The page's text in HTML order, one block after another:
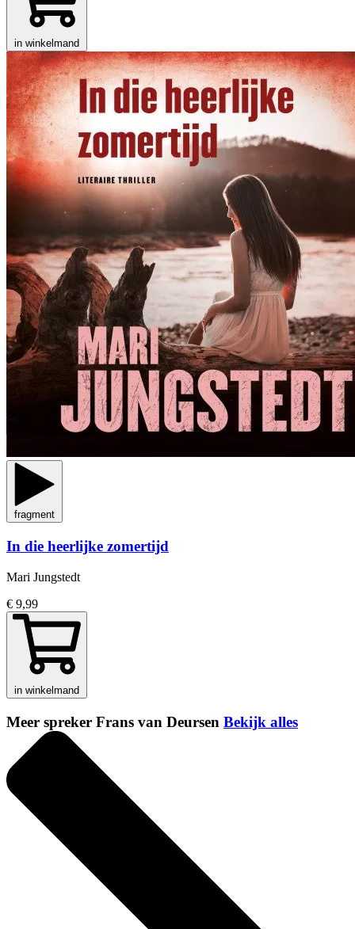
in winkelmand
fragment
In die heerlijke zomertijd
Mari Jungstedt
€ 9,99
in winkelmand
Meer spreker Frans van Deursen Bekijk alles